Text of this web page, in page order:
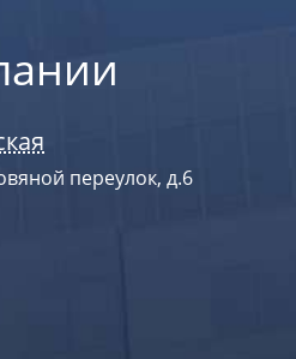
переулок, д.6